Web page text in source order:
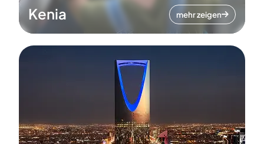
Kenia mehr zeigen